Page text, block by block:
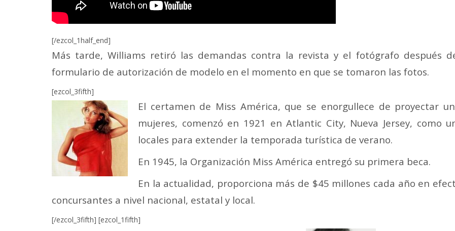
[/ezcol_1half_end]
Más tarde, Williams retiró las demandas contra la revista y el fotógrafo después
formulario de autorización de modelo en el momento en que se tomaron las fotos.
[ezcol_3fifth]
El certamen de Miss América, que se enorgullece de proyectar
mujeres, comenzó en 1921 en Atlantic City, Nueva Jersey, como
locales para extender la temporada turística de verano.
En 1945, la Organización Miss América entregó su primera beca.
En la actualidad, proporciona más de $45 millones cada año en
concursantes a nivel nacional, estatal y local.
[/ezcol_3fifth] [ezcol_1fifth]